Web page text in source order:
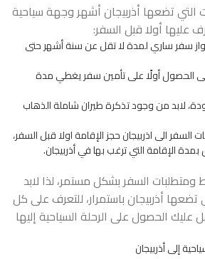
التي تضعها أذربيجان أشهر وجهة سياحية
عليها أولا قبل السفر:
سفر ساري لمدة لا تقل عن سنة أشهر حتى
الحصول أولًا على تأمين سفر يغطي مدة
لابد من وجود تذكرة طيران شاملة الذهاب
السفر الى اذربيجان حجز الإقامة اولا قبل السفر،
بمدة الإقامة التي ترغب بها في أذربيجان.
السفر بشكل مستمر، لذا لابد
أذربيجان باستمرار، للتعرف على كل
الحصول على الرحلة السياحية إليها
إلى أذربيجان